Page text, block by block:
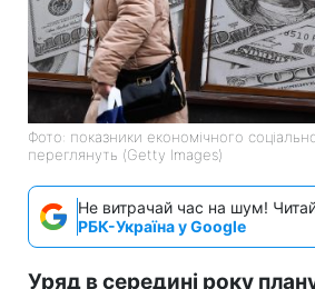
Фото: показники економічного
переглянуть (Getty Images)
Не витрачай час на шум! Читай
РБК-Україна у Google
Уряд в середині року